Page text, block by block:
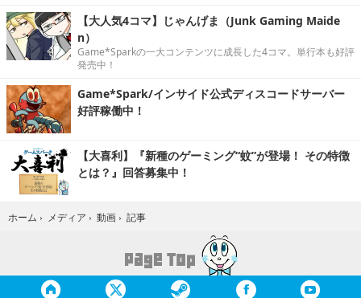
【大人気4コマ】じゃんげま（Junk Gaming Maide
n）
Game*Sparkの一大コンテンツに成長した4コマ。単行本も好評
発売中！
Game*Spark/インサイド公式ディスコードサーバー
好評稼働中！
【大喜利】『新種のゲーミング“蚊”が登場！ その特徴
とは？』回答募集中！
ホーム › メディア › 動画 › 記事